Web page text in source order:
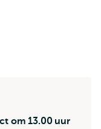
om 13.00 uur